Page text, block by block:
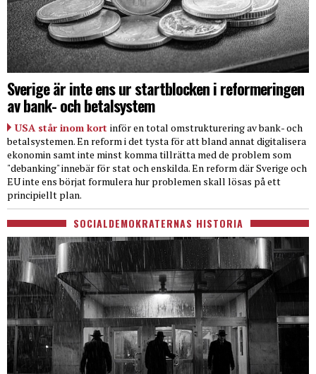
Sverige är inte ens ur startblocken i reformeringen
av bank- och betalsystem
USA står inom kort inför en total omstrukturering av bank- och
betalsystemen. En reform i det tysta för att bland annat digitalisera
ekonomin samt inte minst komma tillrätta med de problem som
"debanking" innebär för stat och enskilda. En reform där Sverige och
EU inte ens börjat formulera hur problemen skall lösas på ett
principiellt plan.
SOCIALDEMOKRATERNAS HISTORIA